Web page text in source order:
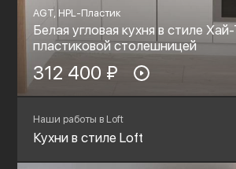
AGT, HPL-Пластик
Белая угловая кухня в стиле
пластиковой столешницей
312 400 ₽
Наши работы в Loft
Кухни в стиле Loft